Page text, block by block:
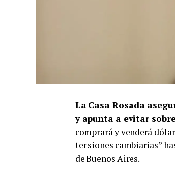
La Casa Rosada
y apunta a evitar
comprará y venderá
tensiones cambiarias”
de Buenos Aires.